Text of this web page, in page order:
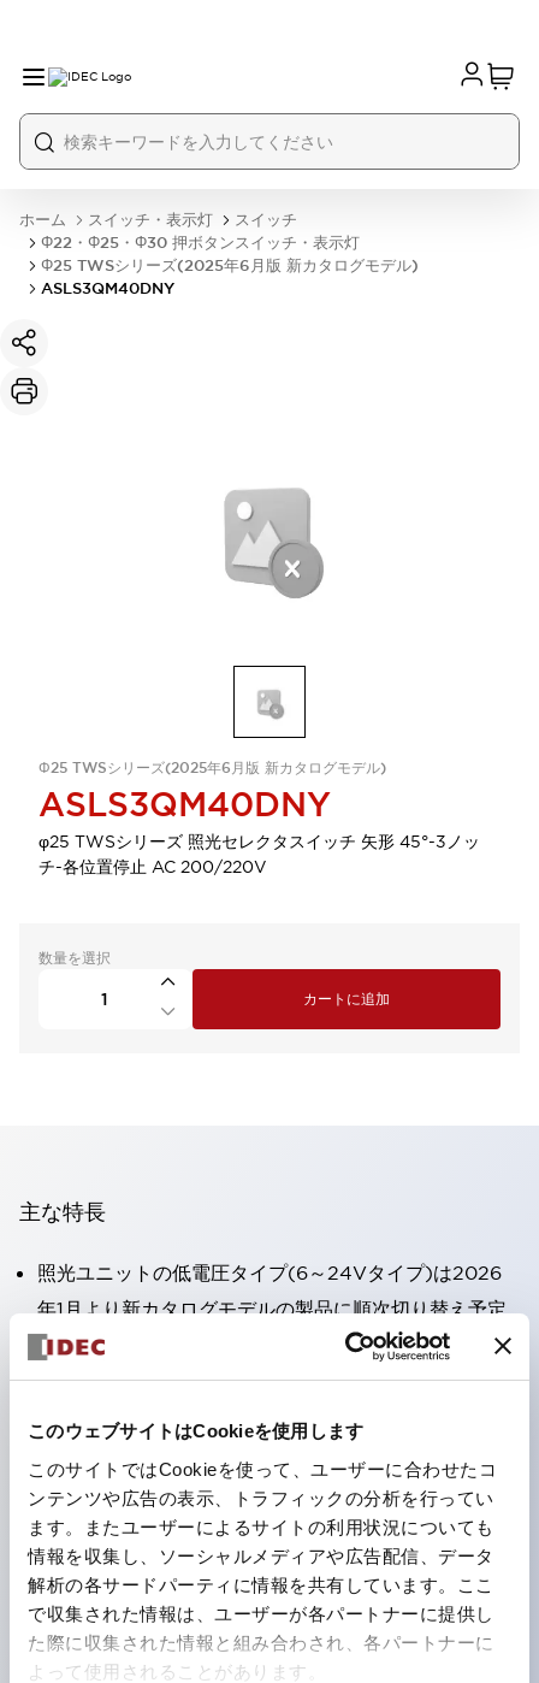
このウェブサイトはCookieを使用します
このサイトではCookieを使って、ユーザーに合わせたコ
ンテンツや広告の表示、トラフィックの分析を行ってい
ます。またユーザーによるサイトの利用状況についても
情報を収集し、ソーシャルメディアや広告配信、データ
解析の各サードパーティに情報を共有しています。ここ
で収集された情報は、ユーザーが各パートナーに提供し
た際に収集された情報と組み合わされ、各パートナーに
よって使用されることがあります。
ホーム スイッチ・表示灯
スイッチ
Φ22・Φ25・Φ30 押ボタンスイッチ・表示灯
Φ25 TWSシリーズ(2025年6月版 新カタログモデル)
ASLS3QM40DNY
Φ25 TWSシリーズ(2025年6月版 新カタログモデル)
ASLS3QM40DNY
φ25 TWSシリーズ 照光セレクタスイッチ 矢形 45°-3ノッ
チ-各位置停止 AC 200/220V
数量を選択
カートに追加
主な特長
照光ユニットの低電圧タイプ(6～24Vタイプ)は2026
年1月より新カタログモデルの製品に順次切り替え予定
高電圧タイプのLED球が搭載可能になり、ダイレクト
タイプの定格使用電圧が最大240Vまで対応可能になり
ました。
プを除く）
丸形圧着端子の配線工数を大幅に削減。
ひとつで6色の役をこなすLED球（LSRD球）。これま
で色ごとに分かれていたLED球を、1色のLED球で各色
を表現できるようにしました。
UL、CSA、TÜV、CCC認証品。（一部機種は除く）